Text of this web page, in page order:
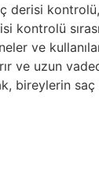
kontrolü
ve
ve uzun
saç